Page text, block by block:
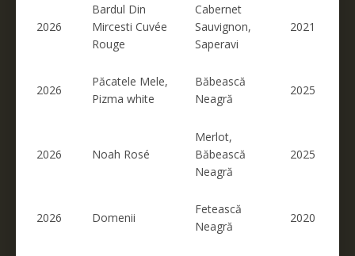
2026
Bardul Din
Mircesti Cuvée
Rouge
Cabernet
Sauvignon,
Saperavi
2021
2026
Păcatele Mele,
Pizma white
Băbească
Neagră
2025
2026 Noah Rosé
Merlot,
Băbească
Neagră
2025
2026 Domenii
Fetească
Neagră
2020